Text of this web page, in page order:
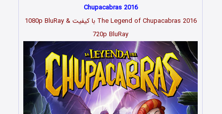
Chupacabras 2016
The Legend of Chupacabras 2016 با کیفیت 1080p BluRay &
720p BluRay